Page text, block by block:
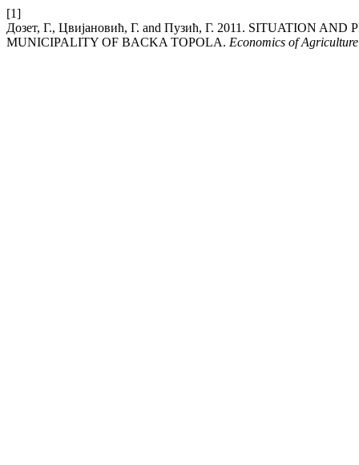
[1]
Дозет, Г., Цвијановић, Г. and Пузић, Г. 2011. SITUATION
MUNICIPALITY OF BACKA TOPOLA. Economics of Agriculture